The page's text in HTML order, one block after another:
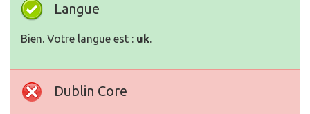
Langue
Bien. Votre langue est : uk.
Dublin Core